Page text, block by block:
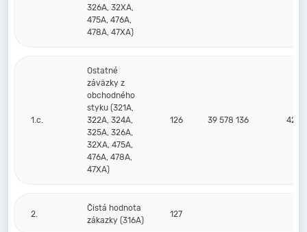
326A, 32XA,
475A, 476A,
478A, 47XA)
1.c.
Ostatné
záväzky z
obchodného
styku (321A,
322A, 324A,
325A, 326A,
32XA, 475A,
476A, 478A,
47XA)
126 39 578 136 42
2.
Čistá hodnota
zákazky (316A)
127